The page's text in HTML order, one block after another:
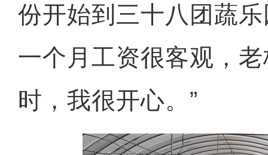
份开始到三十八团蔬
一个月工资很客观，
时，我很开心。”